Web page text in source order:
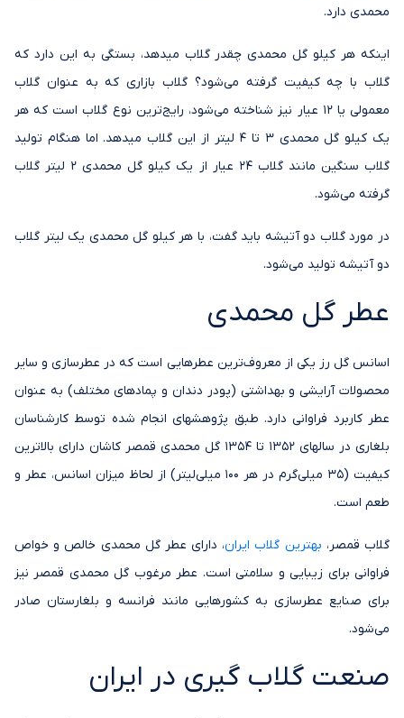
محمدی دارد.
اینکه هر کیلو گل محمدی چقدر گلاب میدهد، بستگی به این دارد که
گلاب با چه کیفیت گرفته می‌شود؟ گلاب بازاری که به عنوان گلاب
معمولی یا 12 عیار نیز شناخته می‌شود، رایج‌ترین نوع گلاب است که هر
یک کیلو گل محمدی 3 تا 4 لیتر از این گلاب میدهد. اما هنگام تولید
گلاب سنگین مانند گلاب 24 عیار از یک کیلو گل محمدی 2 لیتر گلاب
گرفته می‌شود.
در مورد گلاب دو آتیشه باید گفت، با هر کیلو گل محمدی یک لیتر گلاب
دو آتیشه تولید می‌شود.
عطر گل محمدی
اسانس گل رز یکی از معروف‌ترین عطرهایی است که در عطرسازی و سایر
محصولات آرایشی و بهداشتی (پودر دندان و پمادهای مختلف) به عنوان
عطر کاربرد فراوانی دارد. طبق پژوهشهای انجام شده توسط کارشناسان
بلغاری در سالهای 1352 تا 1354 گل محمدی قمصر کاشان دارای بالاترین
کیفیت (35 میلی‌گرم در هر 100 میلی‌لیتر) از لحاظ میزان اسانس، عطر و
طعم است.
گلاب قمصر، بهترین گلاب ایران، دارای عطر گل محمدی خالص و خواص
فراوانی برای زیبایی و سلامتی است. عطر مرغوب گل محمدی قمصر نیز
برای صنایع عطرسازی به کشورهایی مانند فرانسه و بلغارستان صادر
می‌شود.
صنعت گلاب گیری در ایران